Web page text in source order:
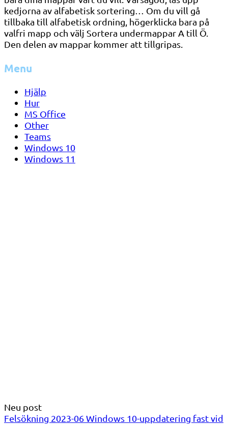
kedjorna av alfabetisk sortering… Om du vill gå
tillbaka till alfabetisk ordning, högerklicka bara på
valfri mapp och välj Sortera undermappar A till Ö.
Den delen av mappar kommer att tillgripas.
Menu
Hjälp
Hur
MS Office
Other
Teams
Windows 10
Windows 11
Neu post
Felsökning 2023-06 Windows 10-uppdatering fast vid